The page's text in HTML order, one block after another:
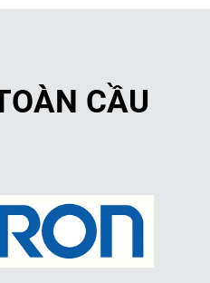
CẦU